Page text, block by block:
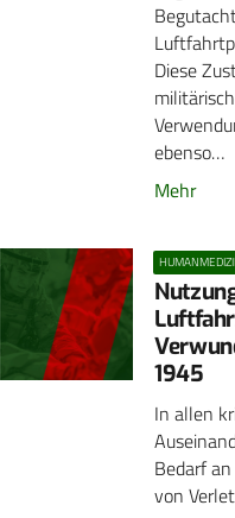
Diese
ebenso…
Mehr
1945
In allen
Bedarf
von